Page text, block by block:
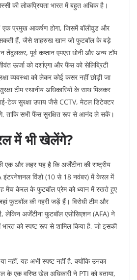
की लोकप्रियता भारत में बहुत अधिक है।
प्रमुख आकर्षण होगा, जिसमें बॉलीवुड और
सकती हैं, जैसे शाहरुख खान जो फुटबॉल के बड़े
पूर्व कप्तान एमएस धोनी और अन्य टॉप
ऊर्जा को दर्शाएगा और फैंस को सेलिब्रिटी
व्यवस्था को लेकर कोई कसर नहीं छोड़ी जा
टीम स्थानीय अधिकारियों के साथ मिलकर
टेक सुरक्षा उपाय जैसे CCTV, मेटल डिटेक्टर
ताकि सभी फैंस सुरक्षित रूप से आनंद ले सकें।
में भी खेलेंगे?
और लहर यह है कि अर्जेंटीना की राष्ट्रीय
इंटरनेशनल विंडो (10 से 18 नवंबर) में केरल में
मैच केरल के फुटबॉल प्रेम को ध्यान में रखते हुए
फुटबॉल की गहरी जड़ें हैं। विरोधी टीम और
अर्जेंटीना फुटबॉल एसोसिएशन (AFA) ने
को स्पष्ट रूप से शामिल किया है, जो इसकी
नहीं, यह अभी स्पष्ट नहीं है, क्योंकि उनका
एक वरिष्ठ खेल अधिकारी ने PTI को बताया,